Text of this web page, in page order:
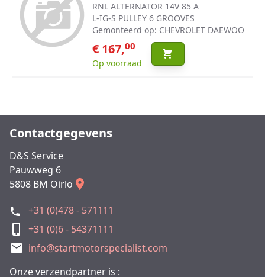
RNL ALTERNATOR 14V 85 A
L-IG-S PULLEY 6 GROOVES
Gemonteerd op: CHEVROLET DAEWOO
€ 167,00
Op voorraad
Contactgegevens
D&S Service
Pauwweg 6
5808 BM Oirlo
+31 (0)478 - 571111
+31 (0)6 - 54371111
info@startmotorspecialist.com
Onze verzendpartner is :